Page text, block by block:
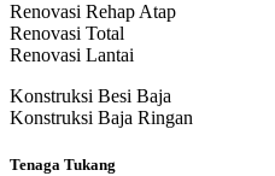
Renovasi Rehap Atap
Renovasi Total
Renovasi Lantai
Konstruksi Besi Baja
Konstruksi Baja Ringan
Tenaga Tukang